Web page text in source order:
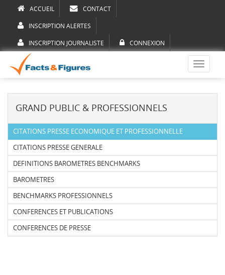
ACCUEIL CONTACT
INSCRIPTION ALERTES
INSCRIPTION JOURNALISTE CONNEXION
Toggle
GRAND PUBLIC & PROFESSIONNELS
CITATIONS PRESSE ECONOMIQUE ET PROFESSIONNELLE
CITATIONS PRESSE GENERALE
DEFINITIONS BAROMETRES BENCHMARKS
BAROMETRES
BENCHMARKS PROFESSIONNELS
CONFERENCES ET PUBLICATIONS
CONFERENCES DE PRESSE